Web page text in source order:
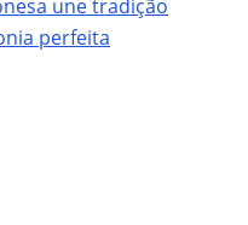
une tradição
perfeita